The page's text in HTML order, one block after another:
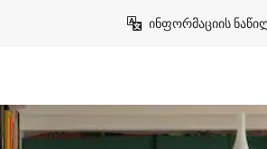
ინფორმაციის